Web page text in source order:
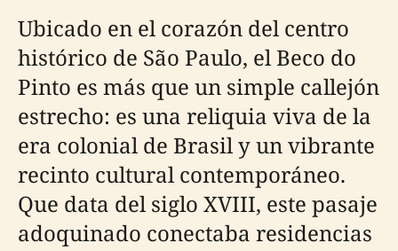
Ubicado en el corazón del centro
histórico de São Paulo, el Beco do
Pinto es más que un simple callejón
estrecho: es una reliquia viva de la
era colonial de Brasil y un vibrante
recinto cultural contemporáneo.
Que data del siglo XVIII, este pasaje
adoquinado conectaba residencias